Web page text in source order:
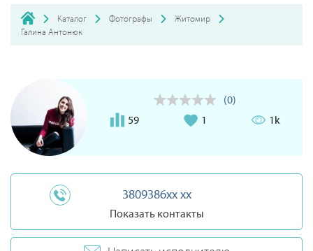
Каталог Фотографы
Житомир
Галина Антонюк
(0)
59
1 1k
3809386xx xx
Показать контакты